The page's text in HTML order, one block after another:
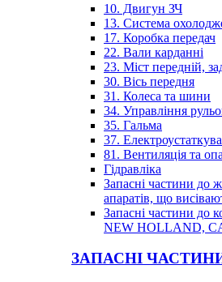
10. Двигун ЗЧ
13. Система
17. Коробка передач
22. Вали карданні
23. Міст передній,
30. Вісь передня
31. Колеса та шини
34. Управління
35. Гальма
37.
81. Вентиляція та
Гідравліка
Запасні частини до
апаратів, що
Запасні частини до
NEW HOLLAND,
ЗАПАСНІ ЧАСТИНИ